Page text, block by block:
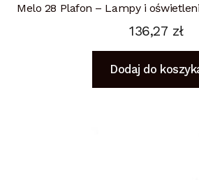
Melo 28 Plafon – Lampy i
136,27 zł
Dodaj do